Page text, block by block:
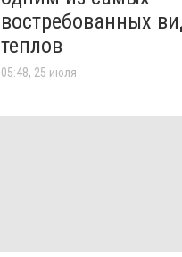
востребованных
теплов
05:48, 25 июля